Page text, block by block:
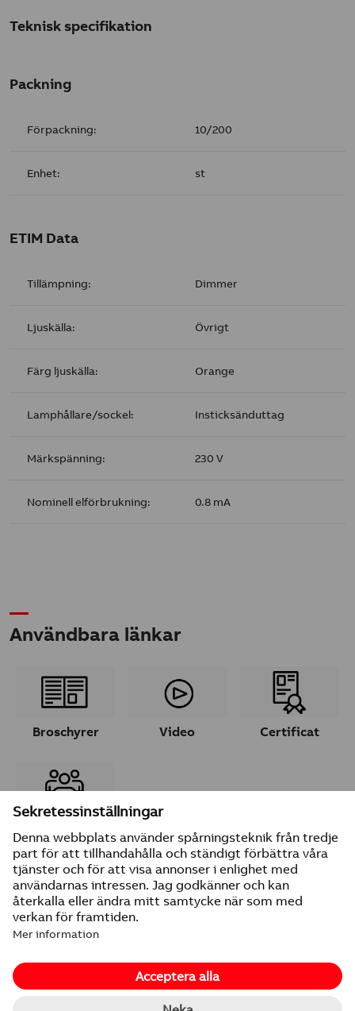
Teknisk specifikation
Packning
Förpackning: 10/200
Enhet: st
ETIM Data
Tillämpning: Dimmer
Ljuskälla: Övrigt
Färg ljuskälla: Orange
Lamphållare/sockel: Insticksänduttag
Märkspänning: 230 V
Nominell elförbrukning: 0.8 mA
Användbara länkar
Broschyrer Video Certificat
Leverantörsuppgifter
Integritetspolicy